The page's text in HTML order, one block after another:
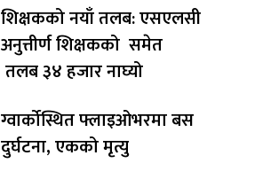
शिक्षकको नयाँ तलब: एसएलसी
अनुत्तीर्ण शिक्षकको समेत
तलब ३४ हजार नाघ्यो
ग्वार्कोस्थित फ्लाइओभरमा बस
दुर्घटना, एकको मृत्यु